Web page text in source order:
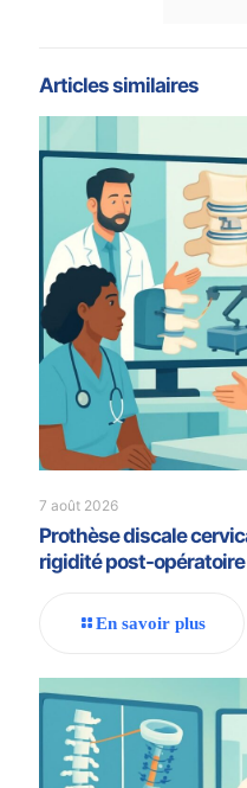
Articles similaires
7 août 2026
Prothèse discale
rigidité post-opératoire
En savoir plus